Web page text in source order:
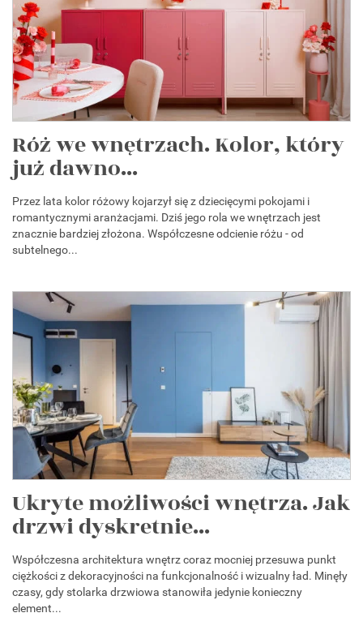
Róż we wnętrzach. Kolor, który
już dawno...
Przez lata kolor różowy kojarzył się z dziecięcymi pokojami i
romantycznymi aranżacjami. Dziś jego rola we wnętrzach jest
znacznie bardziej złożona. Współczesne odcienie różu - od
subtelnego...
Ukryte możliwości wnętrza. Jak
drzwi dyskretnie...
Współczesna architektura wnętrz coraz mocniej przesuwa punkt
ciężkości z dekoracyjności na funkcjonalność i wizualny ład. Minęły
czasy, gdy stolarka drzwiowa stanowiła jedynie konieczny
element...